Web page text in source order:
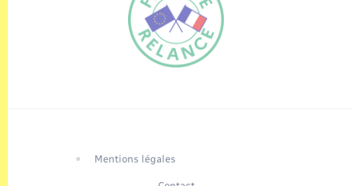
Mentions légales